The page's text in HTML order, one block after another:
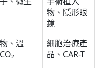
物、隱形眼
鏡
、溫
細胞治療產
品、CAR-T